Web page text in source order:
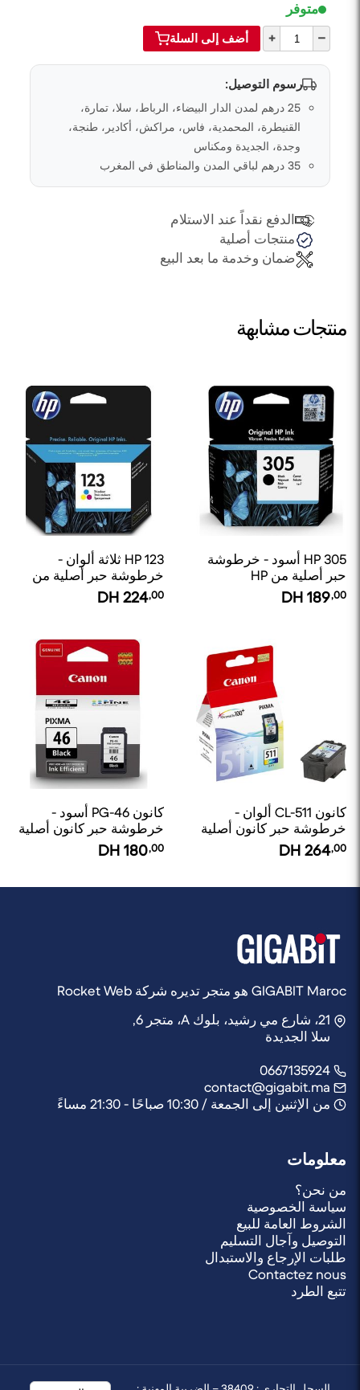
متوفر
–
+ أضف إلى السلة
رسوم التوصيل:
25 درهم لمدن الدار البيضاء، الرباط، سلا، تمارة،
القنيطرة، المحمدية، فاس، مراكش، أكادير، طنجة،
وجدة، الجديدة ومكناس
35 درهم لباقي المدن والمناطق في المغرب
الدفع نقداً عند الاستلام
منتجات أصلية
ضمان وخدمة ما بعد البيع
منتجات مشابهة
HP 305 أسود - خرطوشة
حبر أصلية من HP
189,00
HP 123 ثلاثة ألوان -
خرطوشة حبر أصلية من
HP
224,00
كانون CL-511 ألوان -
خرطوشة حبر كانون أصلية
264,00
كانون PG-46 أسود -
خرطوشة حبر كانون أصلية
180,00
GIGABIT Maroc هو متجر تديره شركة Rocket Web
21، شارع مي رشيد، بلوك A، متجر 6,
سلا الجديدة
من الإثنين إلى الجمعة / 10:30 صباحًا - 21:30 مساءً
معلومات
من نحن؟
سياسة الخصوصية
الشروط العامة للبيع
التوصيل وآجال التسليم
طلبات الإرجاع والاستبدال
Contactez nous
تتبع الطرد